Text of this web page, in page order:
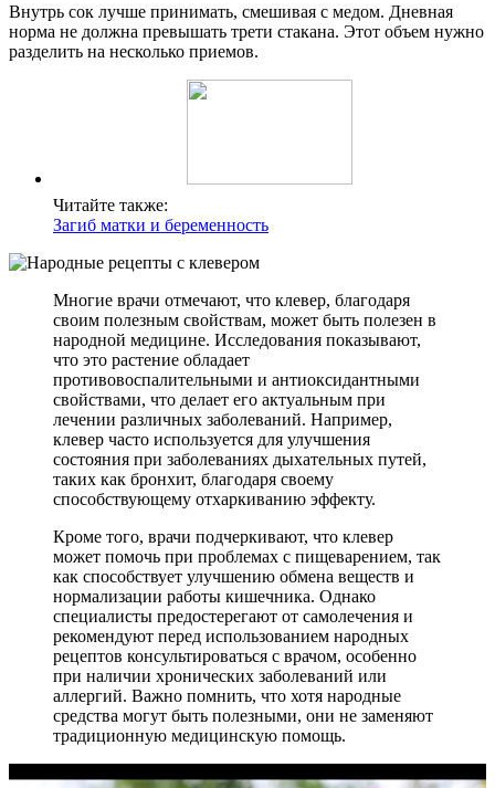
Внутрь сок лучше принимать, смешивая с медом. Дневная
норма не должна превышать трети стакана. Этот объем нужно
разделить на несколько приемов.
Читайте также:
Загиб матки и беременность
Многие врачи отмечают, что клевер, благодаря
своим полезным свойствам, может быть полезен в
народной медицине. Исследования показывают,
что это растение обладает
противовоспалительными и антиоксидантными
свойствами, что делает его актуальным при
лечении различных заболеваний. Например,
клевер часто используется для улучшения
состояния при заболеваниях дыхательных путей,
таких как бронхит, благодаря своему
способствующему отхаркиванию эффекту.
Кроме того, врачи подчеркивают, что клевер
может помочь при проблемах с пищеварением, так
как способствует улучшению обмена веществ и
нормализации работы кишечника. Однако
специалисты предостерегают от самолечения и
рекомендуют перед использованием народных
рецептов консультироваться с врачом, особенно
при наличии хронических заболеваний или
аллергий. Важно помнить, что хотя народные
средства могут быть полезными, они не заменяют
традиционную медицинскую помощь.